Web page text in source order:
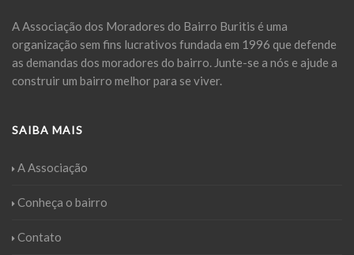
A Associação dos Moradores do Bairro Buritis é uma
organização sem fins lucrativos fundada em 1996 que defende
as demandas dos moradores do bairro. Junte-se a nós e ajude a
construir um bairro melhor para se viver.
SAIBA MAIS
A Associação
Conheça o bairro
Contato